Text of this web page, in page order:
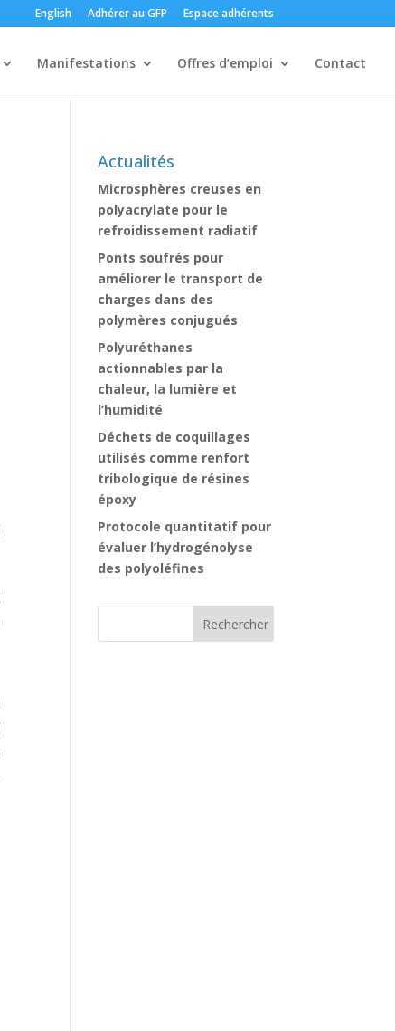
English Adhérer au GFP Espace adhérents
Manifestations Offres d’emploi Contact
Actualités
Microsphères creuses en
polyacrylate pour le
refroidissement radiatif
Ponts soufrés pour
améliorer le transport de
charges dans des
polymères conjugués
Polyuréthanes
actionnables par la
chaleur, la lumière et
l’humidité
Déchets de coquillages
utilisés comme renfort
tribologique de résines
époxy
Protocole quantitatif pour
évaluer l’hydrogénolyse
des polyoléfines